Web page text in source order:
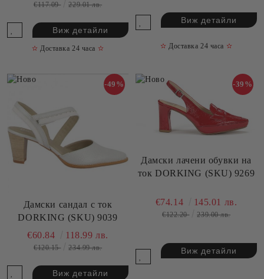
€117.09 229.01 лв.
Виж детайли
✫ Доставка 24 часа ✫
Виж детайли
✫ Доставка 24 часа ✫
Дамски сандал с ток
DORKING (SKU) 9039
-49%
€60.84 118.99 лв.
€120.15 234.99 лв.
Виж детайли
Дамски лачени обувки на
ток DORKING (SKU) 9269
-39%
€74.14 145.01 лв.
€122.20 239.00 лв.
Виж детайли